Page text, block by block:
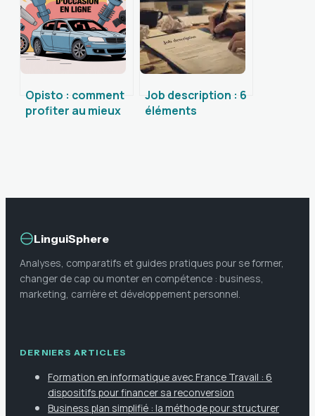
mieux connaître
vos partenaires
Opisto : comment
profiter au mieux
Job description : 6
éléments
LinguiSphere
Analyses, comparatifs et guides pratiques pour se former,
changer de cap ou monter en compétence : business,
marketing, carrière et développement personnel.
DERNIERS ARTICLES
Formation en informatique avec France Travail : 6
dispositifs pour financer sa reconversion
Business plan simplifié : la méthode pour structurer